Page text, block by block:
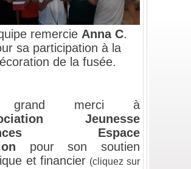
remercie Anna C.
sa participation à la
de la fusée.
merci à
Jeunesse
Espace
pour son soutien
et financier (cliquez sur